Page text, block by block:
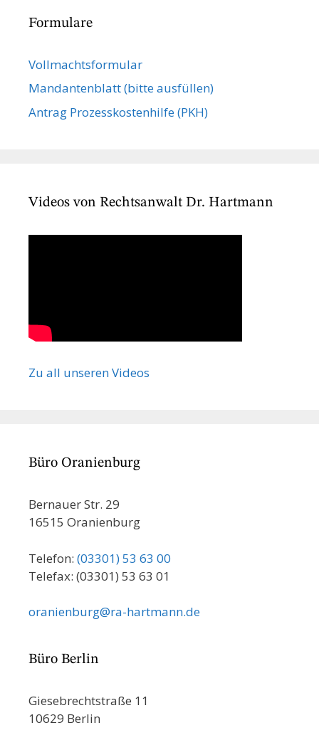
Formulare
Vollmachts­formular
Mandanten­blatt (bitte ausfüllen)
Antrag Prozesskostenhilfe (PKH)
Videos von Rechtsanwalt Dr. Hartmann
Zu all unseren Videos
Büro Oranienburg
Bernauer Str. 29
16515 Oranienburg
Telefon: (03301) 53 63 00
Telefax: (03301) 53 63 01
oranienburg@ra-hartmann.de
Büro Berlin
Giesebrechtstraße 11
10629 Berlin